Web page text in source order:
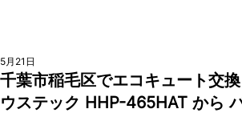
千葉市稲毛区でエコキュート交
ウステック HHP-465HAT から
5月21日